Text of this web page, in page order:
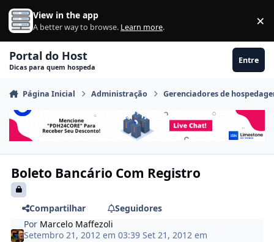
Ir para conteúdo
View in the app
A better way to browse. Learn more. ×
Portal do Host
Dicas para quem hospeda
Entre
Página Inicial Administração Gerenciadores de
Boleto Bancário Com Registro
Compartilhar
Seguidores
Por Marcelo Maffezoli
Setembro 21, 2012 em 03:39Set 21, 2012 em